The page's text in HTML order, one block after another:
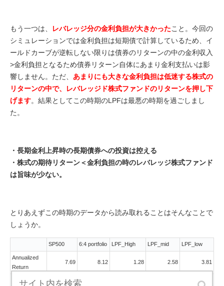
もう一つは、 レバレッジ分の金利負担が大きかったこと。今回の
シミュレーションでは金利負担は短期債で計算しているため、イ
ールドカーブが逆転しない限りは債券のリターンの中の金利収入
>金利負担となるため債券リターン自体にあまり金利支払いは影
響しません。ただ、 あまりにも大きな金利負担は低迷する株式の
リターンの中で、レバレッジド株式ファンドのリターンを押し下
げます。結果としてこの時期のLPFは最悪の時期を過ごしまし
た。
・長期金利上昇時の長期債券への投資は控える
・株式の期待リターン＜金利負担の時のレバレッジ株式ファンド
は旨味が少ない。
とりあえずこの時期のデータから読み取れることはそんなことで
しょうか。
SP500 6:4 portfolio LPF_High LPF_mid LPF_low
Annualized
Return
7.69 8.12 1.28 2.58 3.81
Annualized